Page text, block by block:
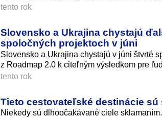
tento rok
Slovensko a Ukrajina chystajú
spoločných projektoch v júni
Slovensko a Ukrajina chystajú v júni štvrté
z Roadmap 2.0 k citeľným výsledkom pre
tento rok
Tieto cestovateľské destinácie sú
Niekedy sú dlhoočakávané ciele